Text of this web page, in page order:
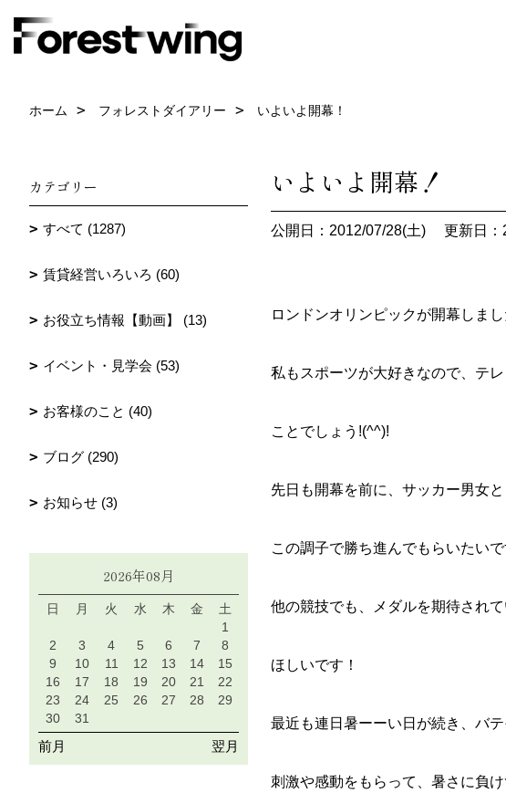
ホーム フォレストダイアリー いよいよ開幕！
いよいよ開幕！
公開日：2012/07/28(土) 更新日：
ロンドンオリンピックが開幕しまし
私もスポーツが大好きなので、テ
ことでしょう!(^^)!
先日も開幕を前に、サッカー男女
この調子で勝ち進んでもらいたい
他の競技でも、メダルを期待され
ほしいです！
最近も連日暑ーーい日が続き、バ
刺激や感動をもらって、暑さに負
カテゴリー
すべて (1287)
賃貸経営いろいろ (60)
お役立ち情報【動画】 (13)
イベント・見学会 (53)
お客様のこと (40)
ブログ (290)
お知らせ (3)
2026年08月
日 月 火 水 木 金
土
1
2
3 4 5 6 7
8
9
10 11 12 13 14
15
16
17 18 19 20 21
22
23
24 25 26 27 28
29
30
31
前月 翌月